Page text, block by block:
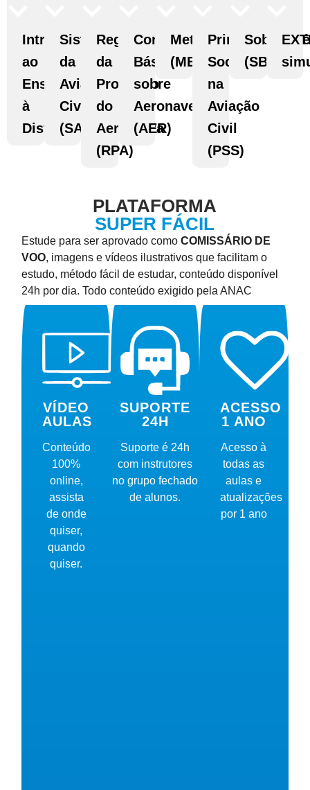
Introdução
ao
Ensino
à
Distância
Sistema
da
Aviação
Civil
(SAC)
Regulamentação
da
Profissão
do
Aeronauta
(RPA)
Conhecimentos
Básicos
sobre
Aeronaves
(AER)
Meteorologia
(MET)
Primeiros
Socorros
na
Aviação
Civil
(PSS)
(SBV)
PLATAFORMA
SUPER FÁCIL
Estude para ser aprovado comoCOMISSÁRIO DE
VOO, imagens e vídeos ilustrativos que facilitam o
estudo, método fácil de estudar, conteúdo disponível
24h por dia. Todo conteúdo exigido pela ANAC
VÍDEO
AULAS
Conteúdo
100%
online,
assista
de onde
quiser,
quando
quiser.
SUPORTE
24H
Suporte é 24h
com instrutores
no grupo fechado
de alunos.
ACESSO
1 ANO
Acesso à
todas as
aulas e
atualizações
por 1 ano